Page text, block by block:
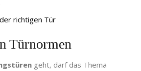
richtigen Tür
Türnormen
geht, darf das Thema